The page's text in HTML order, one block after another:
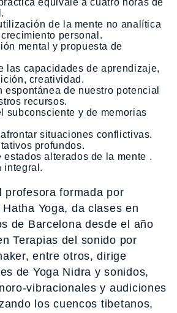
equivale a cuatro horas de
de la mente no analítica
personal.
mental y propuesta de
las capacidades de aprendizaje,
creatividad.
espontánea de nuestro potencial
recursos.
subconsciente y de memorias
situaciones conflictivas.
profundos.
estados alterados de la mente .
integral.
profesora formada por
Yoga, da clases en
de Barcelona desde el año
Terapias del sonido por
entre otros, dirige
de Yoga Nidra y sonidos,
vibracionales y audiciones
los cuencos tibetanos,